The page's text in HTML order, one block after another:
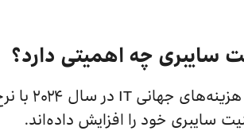
سایبری چه اهمیتی دارد؟
سایبری خود را افزایش داده‌اند.